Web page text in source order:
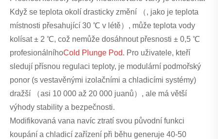
Když se teplota okolí drasticky změní （, jako je teplota
místnosti přesahující 30 ℃ v létě）, může teplota vody
kolísat ± 2 ℃, což nemůže dosáhnout přesnosti ± 0,5 ℃
profesionálníhoCold Plunge Pod. Pro uživatele, kteří
sledují přísnou regulaci teploty, je modulární podmořský
ponor (s vestavěnými izolačními a chladicími systémy)
dražší （asi 10 000 až 20 000 juanů）, ale má větší
výhody stability a bezpečnosti.
Modifikovaná vana navíc ztratí svou původní funkci
koupání a chladicí zařízení při běhu generuje 40-50